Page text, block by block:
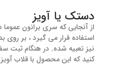
دستک یا آویز
از آنجایی که سری برانون عموما
استفاده قرار می گیرد ، بر روی
نیز تعبیه شده. در هنگام ثبت
کنید که این محصول با قلاب